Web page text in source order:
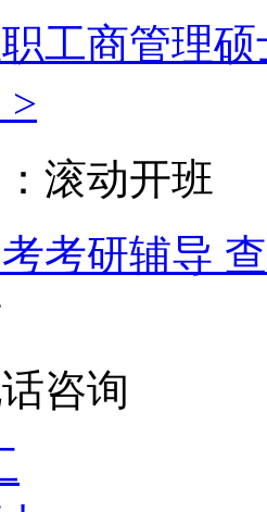
工商管理
>
滚动开班
考研辅导
咨询